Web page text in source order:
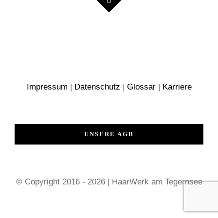
Impressum | Datenschutz | Glossar| Karriere
UNSERE AGB
© Copyright 2016 - 2026 | HaarWerk am Tegernsee